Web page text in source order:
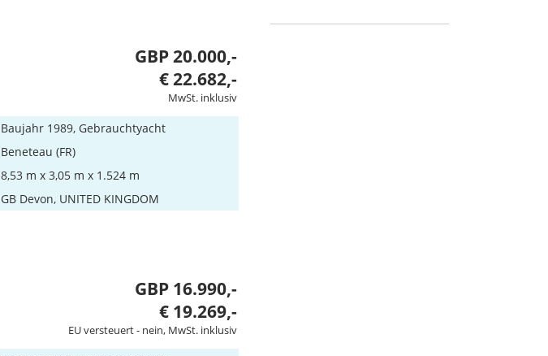
GBP 20.000,-
€ 22.682,-
MwSt. inklusiv
Baujahr 1989, Gebrauchtyacht
Beneteau (FR)
8,53 m x 3,05 m x 1.524 m
GB Devon, UNITED KINGDOM
GBP 16.990,-
€ 19.269,-
EU versteuert - nein, MwSt. inklusiv